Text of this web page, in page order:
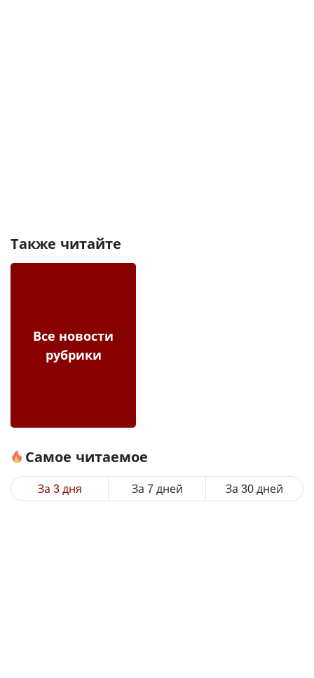
Также читайте
Все новости
рубрики
Самое читаемое
За 3 дня За 7 дней За 30 дней